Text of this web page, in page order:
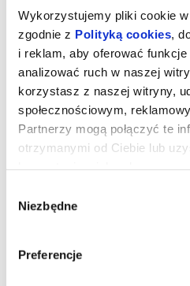
Wykorzystujemy pliki cookie w
zgodnie z Polityką cookies ,
i reklam, aby oferować funkcje
analizować ruch w naszej
korzystasz z naszej witryny,
społecznościowym,
Partnerzy mogą połączyć te
otrzymanymi od Ciebie lub
zgody
Niezbędne
Preferencje
Sprawiedliwość
George Hardy (Hugh Jackman) to
tylko je rozumieją, ale także
sprawcą zbrodni.Kiedy George
tajemniczych okolicznościach,